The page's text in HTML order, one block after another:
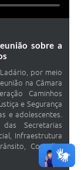
sobre a
por meio
na Câmara
Caminhos
e Segurança
e adolescentes.
Secretarias
Infraestrutura
Conselho